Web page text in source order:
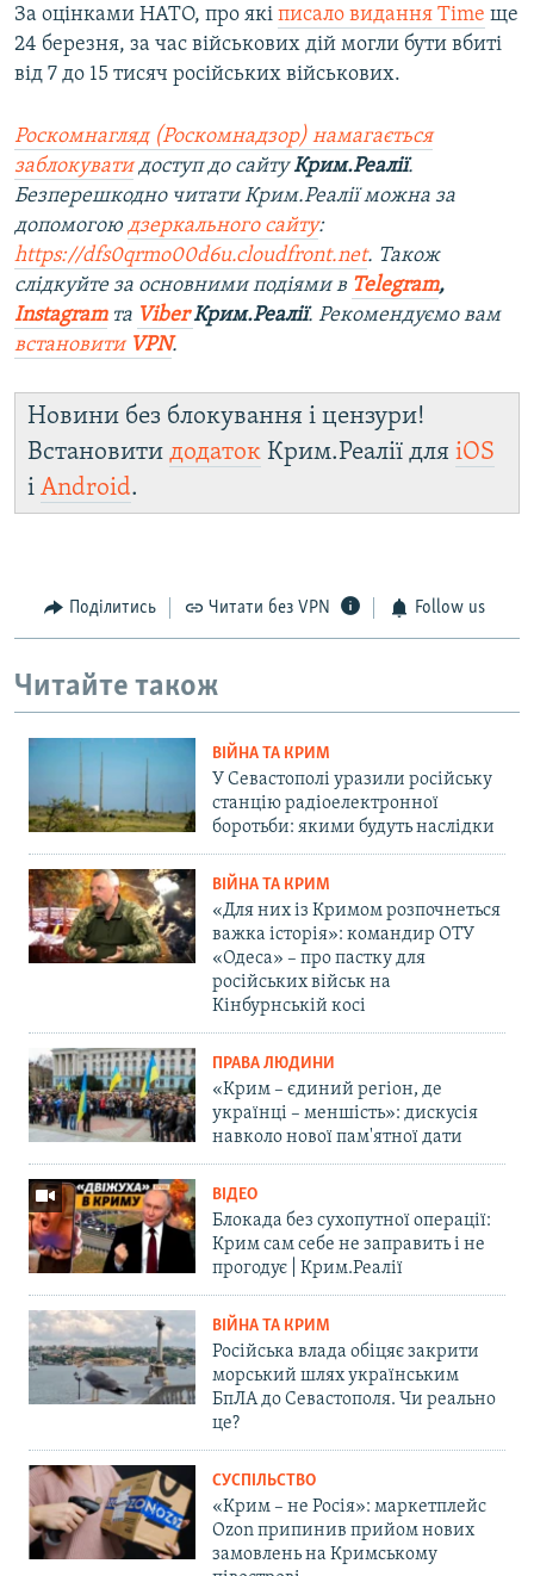
За оцінками НАТО, про які писало видання Time ще
24 березня, за час військових дій могли бути вбиті
від 7 до 15 тисяч російських військових.
Роскомнагляд (Роскомнадзор) намагається
заблокуватидоступ до сайтуКрим.Реалії.
Безперешкодно читати Крим.Реалії можна за
допомогою дзеркального сайту:
https://dfs0qrmo00d6u.cloudfront.net. Також
слідкуйте за основними подіями в Telegram,
Instagramта ViberКрим.Реалії. Рекомендуємо вам
встановити VPN.
Новини без блокування і цензури!
Встановити додаток Крим.Реалії для iOS
і Android.
Поділитись Читати без VPN Follow us
Читайте також
ВІЙНА ТА КРИМ
У Севастополі уразили російську
станцію радіоелектронної
боротьби: якими будуть наслідки
ВІЙНА ТА КРИМ
«Для них із Кримом розпочнеться
важка історія»: командир ОТУ
«Одеса» – про пастку для
російських військ на
Кінбурнській косі
ПРАВА ЛЮДИНИ
«Крим – єдиний регіон, де
українці – меншість»: дискусія
навколо нової пам'ятної дати
ВІДЕО
Блокада без сухопутної операції:
Крим сам себе не заправить і не
прогодує | Крим.Реалії
ВІЙНА ТА КРИМ
Російська влада обіцяє закрити
морський шлях українським
БпЛА до Севастополя. Чи реально
це?
СУСПІЛЬСТВО
«Крим – не Росія»: маркетплейс
Ozon припинив прийом нових
замовлень на Кримському